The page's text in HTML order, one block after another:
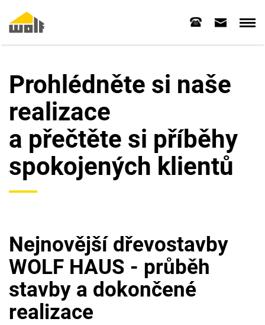
Prohlédněte si naše
realizace
a přečtěte si příběhy
spokojených klientů
Nejnovější dřevostavby
WOLF HAUS - průběh
stavby a dokončené
realizace